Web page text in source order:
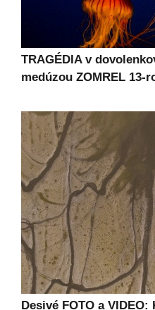
TRAGÉDIA v
medúzou ZOMREL 13-
Desivé FOTO a